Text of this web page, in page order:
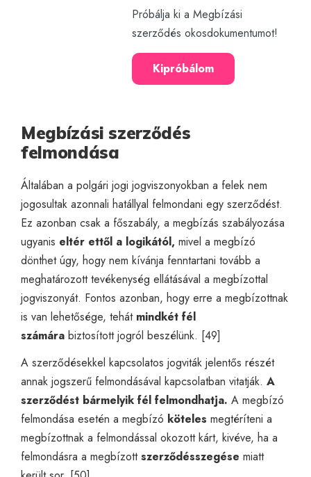
Próbálja ki a Megbízási
szerződés okosdokumentumot!
Kipróbálom
Megbízási szerződés
felmondása
Általában a polgári jogi jogviszonyokban a felek nem
jogosultak azonnali hatállyal felmondani egy szerződést.
Ez azonban csak a főszabály, a megbízás szabályozása
ugyanis eltér ettől a logikától, mivel a megbízó
dönthet úgy, hogy nem kívánja fenntartani tovább a
meghatározott tevékenység ellátásával a megbízottal
jogviszonyát. Fontos azonban, hogy erre a megbízottnak
is van lehetősége, tehát mindkét fél
számára biztosított jogról beszélünk. [49]
A szerződésekkel kapcsolatos jogviták jelentős részét
annak jogszerű felmondásával kapcsolatban vitatják. A
szerződést bármelyik fél felmondhatja. A megbízó
felmondása esetén a megbízó köteles megtéríteni a
megbízottnak a felmondással okozott kárt, kivéve, ha a
felmondásra a megbízottszerződésszegése miatt